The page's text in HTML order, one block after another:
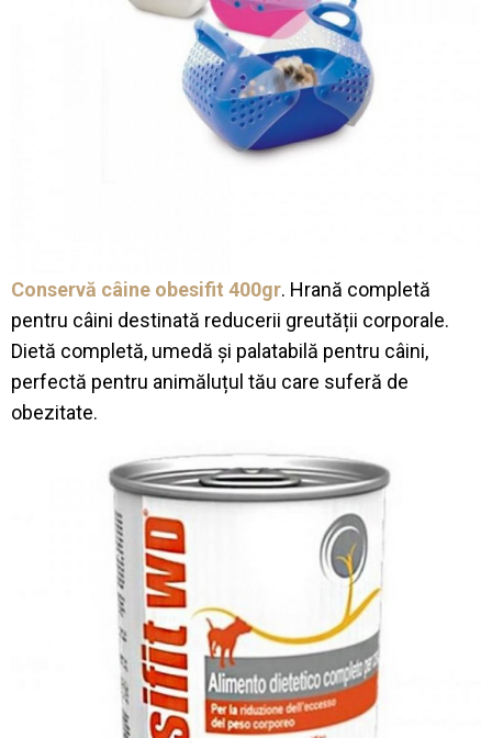
Conservă câine obesifit 400gr. Hrană completă
pentru câini destinată reducerii greutății corporale.
Dietă completă, umedă și palatabilă pentru câini,
perfectă pentru animăluțul tău care suferă de
obezitate.